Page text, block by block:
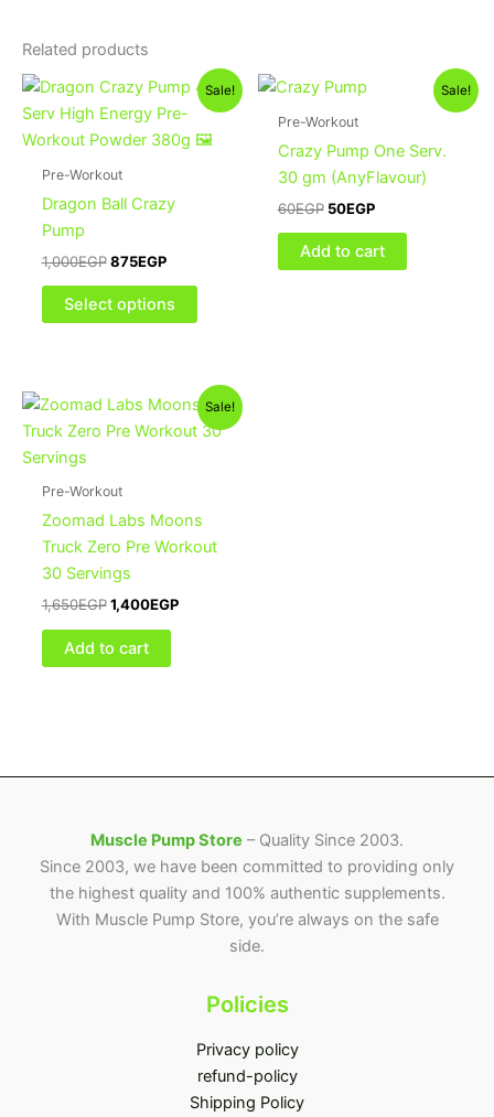
Related products
Sale!
Pre-Workout
Dragon Ball Crazy
Pump
1,000EGP
Original
price
was:
1,000EGP.
875EGP
Current
price
is:
875EGP.
Select options
This
product
has
chosen
product
page
Sale!
Pre-Workout
Crazy Pump One Serv.
30 gm (AnyFlavour)
60EGP
Original
price
was:
50EGP
Add to cart
Sale!
Pre-Workout
Zoomad Labs Moons
Truck Zero Pre Workout
30 Servings
1,650EGP
Original
price
was:
1,400EGP
Current
price
is:
Add to cart
Muscle Pump Store – Quality Since 2003.
Since 2003, we have been committed to providing only
the highest quality and 100% authentic supplements.
With Muscle Pump Store, you’re always on the safe
side.
Policies
Privacy policy
refund-policy
Shipping Policy